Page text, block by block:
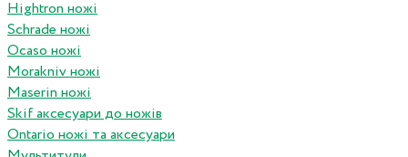
Hightron ножі
Schrade ножі
Ocaso ножі
Morakniv ножі
Maserin ножі
Skif аксесуари до ножів
Ontario ножі та аксесуари